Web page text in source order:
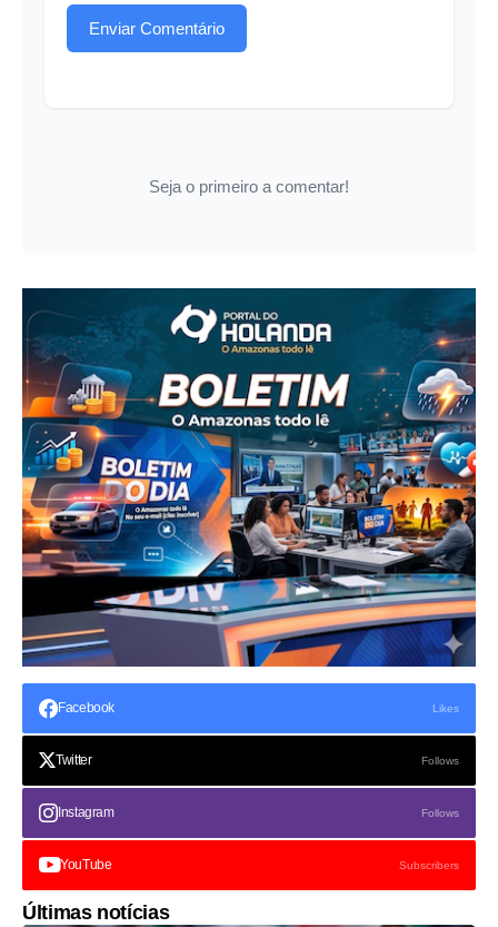
Enviar Comentário
Seja o primeiro a comentar!
Facebook Likes
Twitter Follows
Instagram Follows
YouTube Subscribers
Últimas notícias